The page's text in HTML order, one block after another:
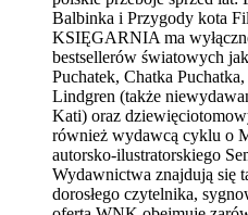
Balbinka i Przygody kota
KSIĘGARNIA ma
bestsellerów światowych
Puchatek, Chatka
Lindgren (także
Kati) oraz
również wydawcą cyklu o
autorsko-ilustratorskiego
Wydawnictwa znajdują się
dorosłego czytelnika,